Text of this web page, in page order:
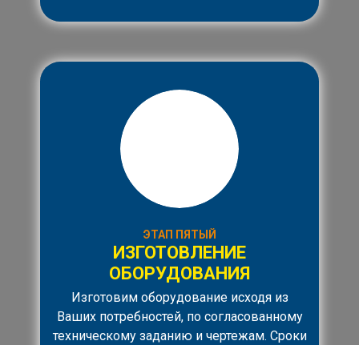
ЭТАП ПЯТЫЙ
ИЗГОТОВЛЕНИЕ
ОБОРУДОВАНИЯ
Изготовим оборудование исходя из
Ваших потребностей, по согласованному
техническому заданию и чертежам. Сроки